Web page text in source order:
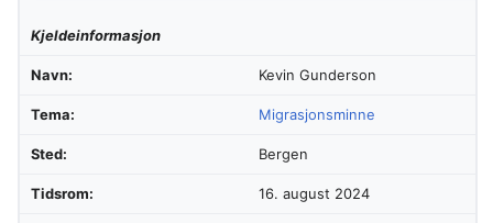
Kjeldeinformasjon
Navn: Kevin Gunderson
Tema: Migrasjonsminne
Sted: Bergen
Tidsrom: 16. august 2024